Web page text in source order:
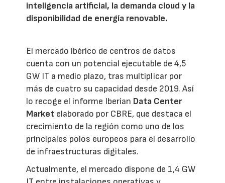
inteligencia artificial, la demanda cloud y la
disponibilidad de energía renovable.
El mercado ibérico de centros de datos
cuenta con un potencial ejecutable de 4,5
GW IT a medio plazo, tras multiplicar por
más de cuatro su capacidad desde 2019. Así
lo recoge el informe Iberian Data Center
Market elaborado por CBRE, que destaca el
crecimiento de la región como uno de los
principales polos europeos para el desarrollo
de infraestructuras digitales.
Actualmente, el mercado dispone de 1,4 GW